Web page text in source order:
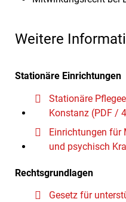
Weitere
Stationäre Einrichtungen
Stationäre
Konstanz(PDF /
Einrichtungen für
und psychisch
Rechtsgrundlagen
Gesetz für